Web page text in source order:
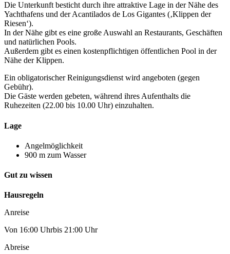
Die Unterkunft besticht durch ihre attraktive Lage in der Nähe des
Yachthafens und der Acantilados de Los Gigantes (‚Klippen der
Riesen‘).
In der Nähe gibt es eine große Auswahl an Restaurants, Geschäften
und natürlichen Pools.
Außerdem gibt es einen kostenpflichtigen öffentlichen Pool in der
Nähe der Klippen.
Ein obligatorischer Reinigungsdienst wird angeboten (gegen
Gebühr).
Die Gäste werden gebeten, während ihres Aufenthalts die
Ruhezeiten (22.00 bis 10.00 Uhr) einzuhalten.
Lage
Angelmöglichkeit
900 m zum Wasser
Gut zu wissen
Hausregeln
Anreise
Von 16:00 Uhrbis 21:00 Uhr
Abreise